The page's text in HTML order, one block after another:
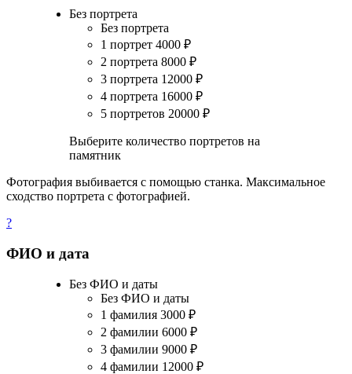
Без портрета
Без портрета
1 портрет 4000 ₽
2 портрета 8000 ₽
3 портрета 12000 ₽
4 портрета 16000 ₽
5 портретов 20000 ₽
Выберите количество портретов на
памятник
Фотография выбивается с помощью станка. Максимальное
сходство портрета с фотографией.
?
ФИО и дата
Без ФИО и даты
Без ФИО и даты
1 фамилия 3000 ₽
2 фамилии 6000 ₽
3 фамилии 9000 ₽
4 фамилии 12000 ₽